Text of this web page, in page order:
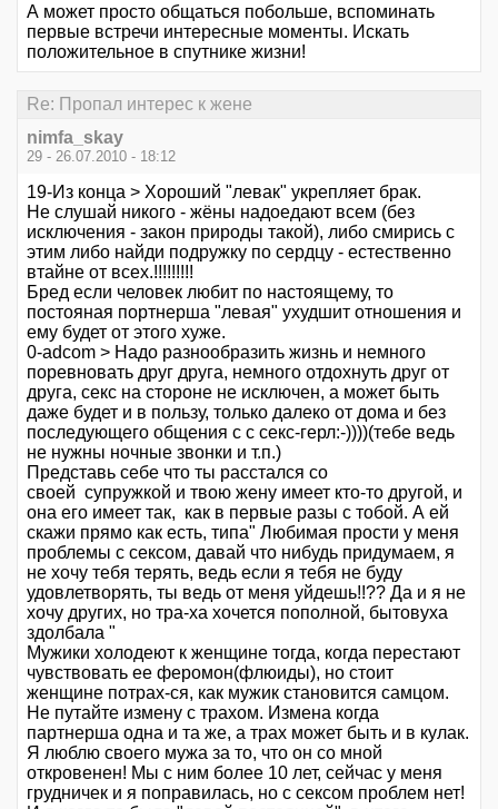
А может просто общаться побольше, вспоминать
первые встречи интересные моменты. Искать
положительное в спутнике жизни!
Re: Пропал интерес к жене
nimfa_skay
29 - 26.07.2010 - 18:12
19-Из конца > Хороший "левак" укрепляет брак.
Не слушай никого - жёны надоедают всем (без
исключения - закон природы такой), либо смирись с
этим либо найди подружку по сердцу - естественно
втайне от всех.!!!!!!!!!
Бред если человек любит по настоящему, то
постояная портнерша "левая" ухудшит отношения и
ему будет от этого хуже.
0-adcom > Надо разнообразить жизнь и немного
поревновать друг друга, немного отдохнуть друг от
друга, секс на стороне не исключен, а может быть
даже будет и в пользу, только далеко от дома и без
последующего общения с с секс-герл:-))))(тебе ведь
не нужны ночные звонки и т.п.)
Представь себе что ты расстался со
своей супружкой и твою жену имеет кто-то другой, и
она его имеет так, как в первые разы с тобой. А ей
скажи прямо как есть, типа" Любимая прости у меня
проблемы с сексом, давай что нибудь придумаем, я
не хочу тебя терять, ведь если я тебя не буду
удовлетворять, ты ведь от меня уйдешь!!?? Да и я не
хочу других, но тра-ха хочется пополной, бытовуха
здолбала "
Мужики холодеют к женщине тогда, когда перестают
чувствовать ее феромон(флюиды), но стоит
женщине потрах-ся, как мужик становится самцом.
Не путайте измену с трахом. Измена когда
партнерша одна и та же, а трах может быть и в кулак.
Я люблю своего мужа за то, что он со мной
откровенен! Мы с ним более 10 лет, сейчас у меня
грудничек и я поправилась, но с сексом проблем нет!